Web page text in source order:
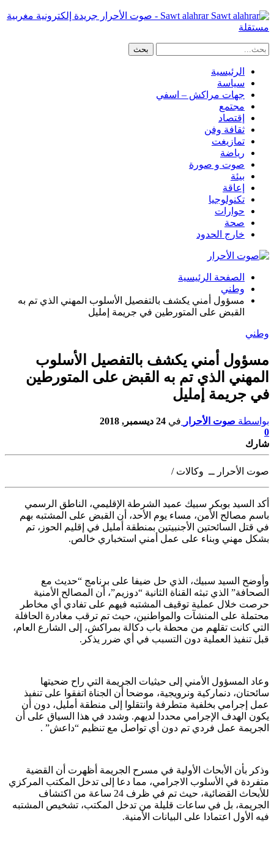
Sawt alahrar - صوت الأحرار جريدة إلكترونية مغربية
مستقلة
الرئيسية
سياسة
جهات مراكش – اسفي
مجتمع
إقتصاد
ثقافة وفن
تمازيغت
رياضة
صوت و صورة
بيئة
إعاقة
تكنولوجيا
حوارات
صحة
خارج الحدود
الصفحة الرئيسية
وطني
مسؤول أمني يكشف بالتفصيل الأسلوب المهني الذي تم به
القبض على المتورطين في جريمة إمليل
وطني
مسؤول أمني يكشف بالتفصيل الأسلوب
المهني الذي تم به القبض على المتورطين
في جريمة إمليل
بواسطة صوت الأحرار في 24 ديسمبر, 2018
0
شارك
صوت الأحرار ــ وكالات /
أكد السيد بوبكر سبيك عميد الشرطة الإقليمي، الناطق الرسمي
باسم مصالح الأمن، مساء يوم الأحد، أن القبض على المشتبه بهم
في قتل السائحتين الأجنبيتين بمنطقة أمليل في إقليم الحوز، تم
بشكل مهني وبناء على عمل أمني استخباري خالص.
وأوضح السيد سبيك، الذي حل ضيفا على برنامج “حديث مع
الصحافة” الذي تبثه القناة الثانية “دوزيم”، أن المصالح الأمنية
حرصت خلال عملية توقيف المشتبه فيهم على تفادي أي مخاطر
محتملة على المنشآت والمواطنين، حيث تم ترقب مغادرة الحافلة
التي كانت تقلهم من محطة باب دكالة بمراكش، إلى الشارع العام،
قبل تنفيذ العملية دون التسبب في أي ضرر يذكر.
وعاد المسؤول الأمني إلى حيثيات الجريمة التي راح ضحيتها
سائحتان، دنماركية ونرويجية، موضحا أن الجناة اتفقوا على تنفيذ
عمل إجرامي بخلفية متطرفة وانتقلوا إلى منطقة أمليل، دون أن
يكون الهدف الإجرامي محددا لديهم. وشدد في هذا السياق على أن
الجريمة عمل فردي تم دون أي تواصل مع تنظيم “داعش” .
وذكر بأن الأبحاث الأولية في مسرح الجريمة أظهرت أن القضية
متفردة في الأسلوب الاجرامي، مما دعا إلى تدخل المكتب المركزي
للأبحاث القضائية، حيث تم في ظرف 24 ساعة من اكتشاف
الجريمة، بل في ساعات قليلة من تدخل المكتب، تشخيص المشتبه
فيه الأول اعتمادا على البيانات الأمنية.